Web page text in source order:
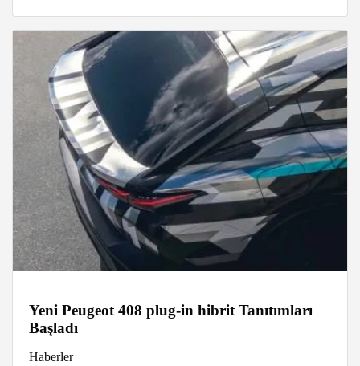
Yeni Peugeot 408 plug-in hibrit Tanıtımları
Başladı
Haberler